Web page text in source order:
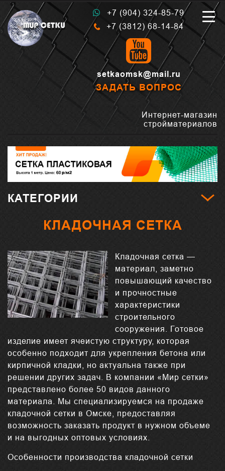
+7 (904) 324-85-79
+7 (3812) 68-14-84
setkaomsk@mail.ru
ЗАДАТЬ ВОПРОС
Интернет-магазин
стройматериалов
КАТЕГОРИИ
КЛАДОЧНАЯ СЕТКА
Кладочная сетка —
материал, заметно
повышающий качество
и прочностные
характеристики
строительного
сооружения. Готовое
изделие имеет ячеистую структуру, которая
особенно подходит для укрепления бетона или
кирпичной кладки, но актуальна также при
решении других задач. В компании «‎Мир сетки»
представлено более 50 видов данного
материала. Мы специализируемся на продаже
кладочной сетки в Омске, предоставляя
возможность заказать продукт в нужном объеме
и на выгодных оптовых условиях.
Особенности производства кладочной сетки